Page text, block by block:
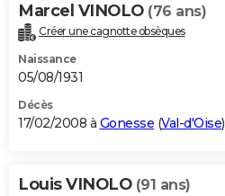
Marcel VINOLO (76 ans)
Créer une cagnotte obsèques
Naissance
05/08/1931
Décès
17/02/2008 à Gonesse (Val-d'Oise)
Louis VINOLO (91 ans)